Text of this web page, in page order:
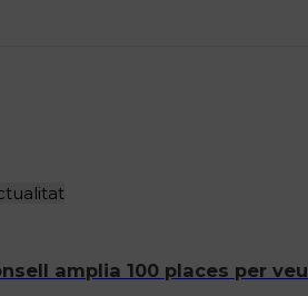
amplia 100 places per